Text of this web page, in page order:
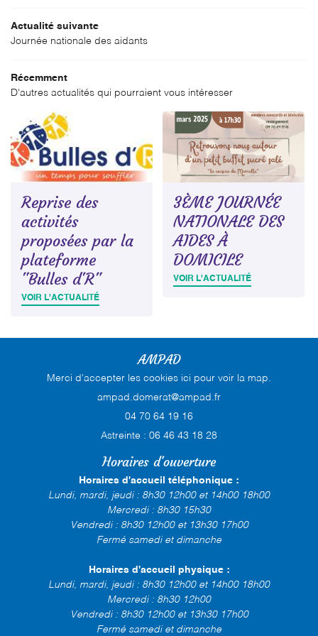
SERVICES
TARIFS
GALERIE
ACTUALITÉS
CONTACT
04 70 64 19 16
Rejoignez-
Restez
Actualité suivante
Journée nationale des aidants
Récemment
D'autres actualités qui pourraient vous intéresser
Reprise des
activités
proposées par la
plateforme
"Bulles d'R"
VOIR L'ACTUALITÉ
3ÈME JOURNÉE
NATIONALE DES
AIDES À
DOMICILE
VOIR L'ACTUALITÉ
AMPAD
Merci d'accepter les cookies ici pour voir la map.
04 70 64 19 16
Astreinte : 06 46 43 18 28
Horaires d'ouverture
Horaires d'accueil téléphonique :
Lundi, mardi, jeudi : 8h30 12h00 et 14h00 18h00
Mercredi : 8h30 15h30
Vendredi : 8h30 12h00 et 13h30 17h00
Fermé samedi et dimanche
Horaires d'accueil physique :
Lundi, mardi, jeudi : 8h30 12h00 et 14h00 18h00
Mercredi : 8h30 12h00
Vendredi : 8h30 12h00 et 13h30 17h00
Fermé samedi et dimanche